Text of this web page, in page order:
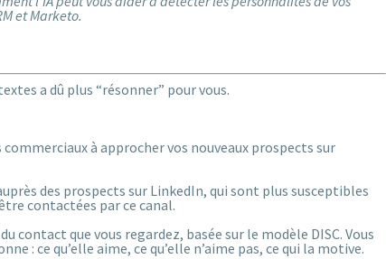
et Marketo.
a dû plus “résonner” pour vous.
à approcher vos nouveaux prospects sur
des prospects sur LinkedIn, qui sont plus susceptibles
contactées par ce canal.
que vous regardez, basée sur le modèle DISC. Vous
: ce qu’elle aime, ce qu’elle n’aime pas, ce qui la motive.